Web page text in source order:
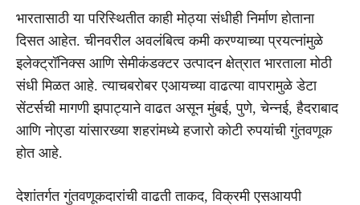
भारतासाठी या परिस्थितीत काही मोठ्या संधीही निर्माण होताना
दिसत आहेत. चीनवरील अवलंबित्व कमी करण्याच्या प्रयत्नांमुळे
इलेक्ट्रॉनिक्स आणि सेमीकंडक्टर उत्पादन क्षेत्रात भारताला मोठी
संधी मिळत आहे. त्याचबरोबर एआयच्या वाढत्या वापरामुळे डेटा
सेंटर्सची मागणी झपाट्याने वाढत असून मुंबई, पुणे, चेन्नई, हैदराबाद
आणि नोएडा यांसारख्या शहरांमध्ये हजारो कोटी रुपयांची गुंतवणूक
होत आहे.
देशांतर्गत गुंतवणूकदारांची वाढती ताकद, विक्रमी एसआयपी